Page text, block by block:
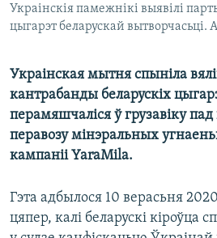
Украінскія памежнікі выявілі
цыгарэт беларускай вытворчасьці.
Украінская мытня спыніла
кантрабанды беларускіх
перамяшчаліся ў грузавіку
перавозу мінэральных
кампаніі YaraMila.
Гэта адбылося 10 верасьня
цяпер, калі беларускі кіроўца